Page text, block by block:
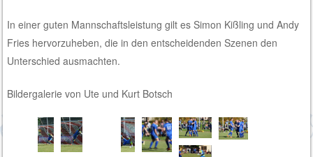
In einer guten Mannschaftsleistung gilt es Simon Kißling und Andy
Fries hervorzuheben, die in den entscheidenden Szenen den
Unterschied ausmachten.
Bildergalerie von Ute und Kurt Botsch